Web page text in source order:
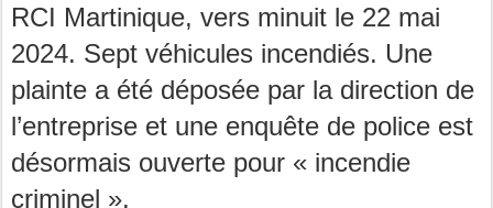
RCI Martinique, vers minuit le 22 mai
2024. Sept véhicules incendiés. Une
plainte a été déposée par la direction de
l’entreprise et une enquête de police est
désormais ouverte pour « incendie
criminel ».